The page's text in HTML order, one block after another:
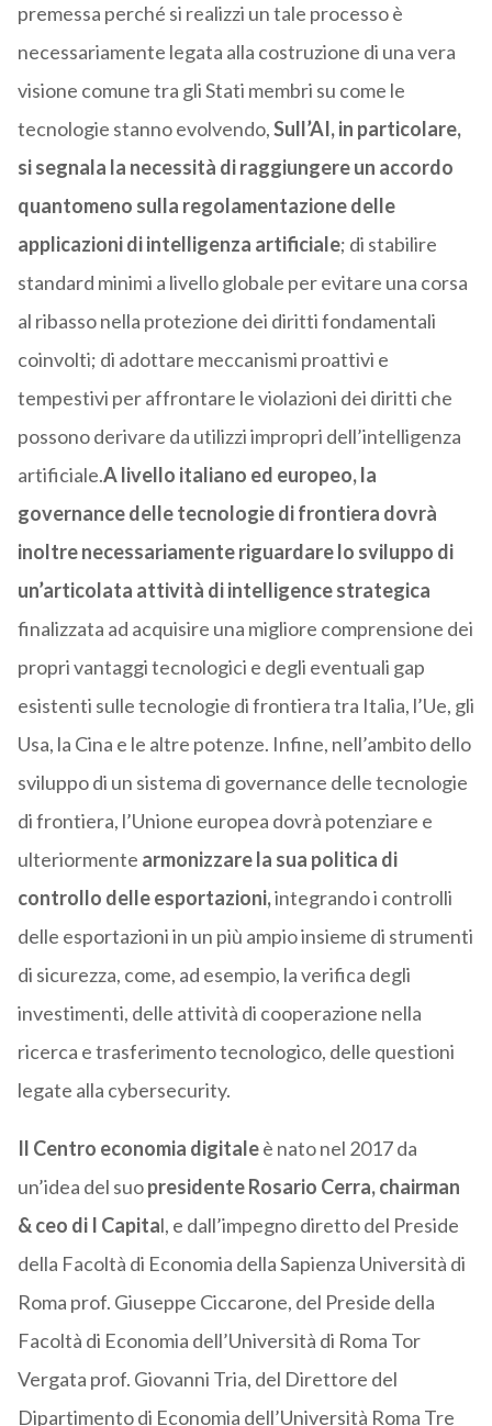
premessa perché si realizzi un tale processo è
necessariamente legata alla costruzione di una vera
visione comune tra gli Stati membri su come le
tecnologie stanno evolvendo,Sull’AI, in particolare,
si segnala la necessità di raggiungere un accordo
quantomeno sulla regolamentazione delle
applicazioni di intelligenza artificiale; di stabilire
standard minimi a livello globale per evitare una corsa
al ribasso nella protezione dei diritti fondamentali
coinvolti; di adottare meccanismi proattivi e
tempestivi per affrontare le violazioni dei diritti che
possono derivare da utilizzi impropri dell’intelligenza
artificiale.A livello italiano ed europeo, la
governance delle tecnologie di frontiera dovrà
inoltre necessariamente riguardare lo sviluppo di
un’articolata attività di intelligence strategica
finalizzata ad acquisire una migliore comprensione dei
propri vantaggi tecnologici e degli eventuali gap
esistenti sulle tecnologie di frontiera tra Italia, l’Ue, gli
Usa, la Cina e le altre potenze. Infine, nell’ambito dello
sviluppo di un sistema di governance delle tecnologie
di frontiera, l’Unione europea dovrà potenziare e
ulteriormente armonizzare la sua politica di
controllo delle esportazioni,integrando i controlli
delle esportazioni in un più ampio insieme di strumenti
di sicurezza, come, ad esempio, la verifica degli
investimenti, delle attività di cooperazione nella
ricerca e trasferimento tecnologico, delle questioni
legate alla cybersecurity.
Il Centro economia digitaleè nato nel 2017 da
un’idea del suopresidente Rosario Cerra, chairman
& ceo di I Capital, e dall’impegno diretto del Preside
della Facoltà di Economia della Sapienza Università di
Roma prof. Giuseppe Ciccarone, del Preside della
Facoltà di Economia dell’Università di Roma Tor
Vergata prof. Giovanni Tria, del Direttore del
Dipartimento di Economia dell’Università Roma Tre